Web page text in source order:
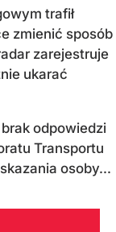
trafił
zmienić sposób
zarejestruje
ukarać
odpowiedzi
Transportu
osoby...